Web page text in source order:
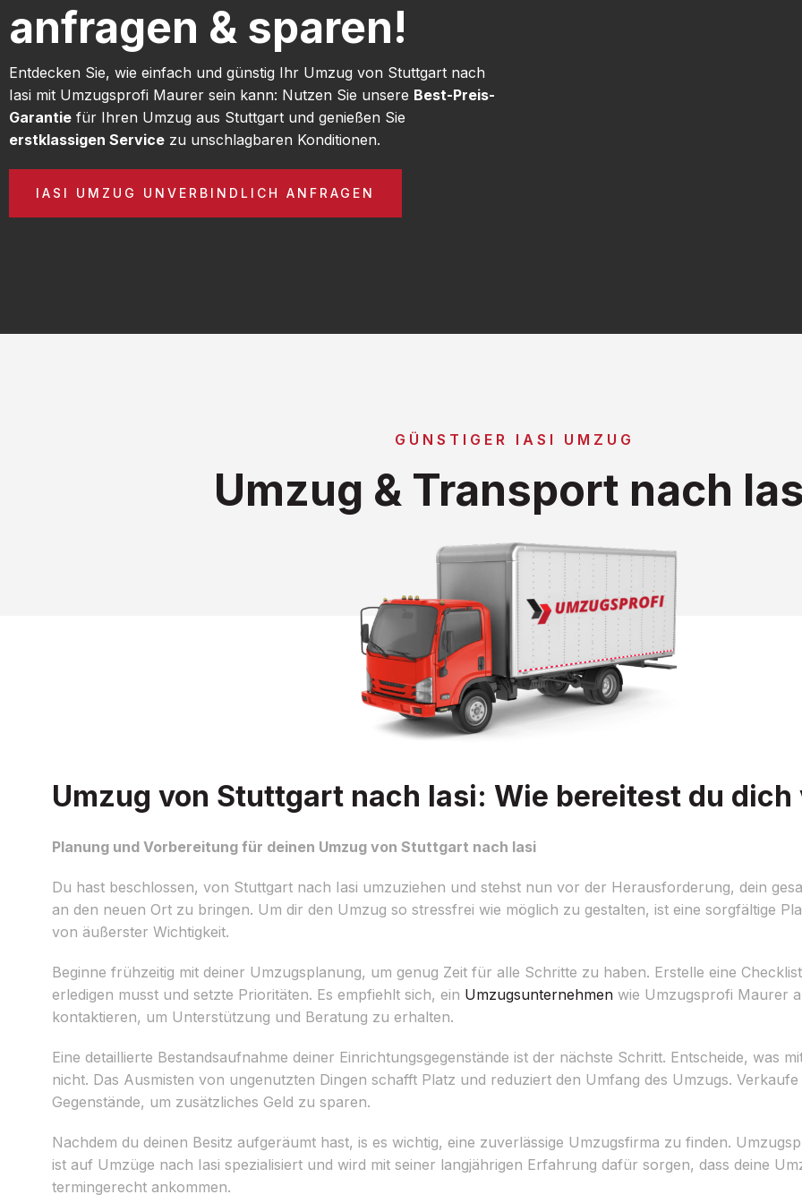
anfragen & sparen!
Entdecken Sie, wie einfach und günstig Ihr Umzug von Stuttgart nach
Iasi mit Umzugsprofi Maurer sein kann: Nutzen Sie unsere Best-Preis-
Garantie für Ihren Umzug aus Stuttgart und genießen Sie
erstklassigen Service zu unschlagbaren Konditionen.
IASI UMZUG UNVERBINDLICH ANFRAGEN
GÜNSTIGER IASI UMZUG
Umzug & Transport nach
Umzug von Stuttgart nach Iasi: Wie bereitest du dich
Planung und Vorbereitung für deinen Umzug von Stuttgart nach Iasi
Du hast beschlossen, von Stuttgart nach Iasi umzuziehen und stehst nun vor der Herausforderung, dein
an den neuen Ort zu bringen. Um dir den Umzug so stressfrei wie möglich zu gestalten, ist eine sorgfältige
von äußerster Wichtigkeit.
Beginne frühzeitig mit deiner Umzugsplanung, um genug Zeit für alle Schritte zu haben. Erstelle eine
erledigen musst und setzte Prioritäten. Es empfiehlt sich, ein Umzugsunternehmen wie Umzugsprofi Maurer
kontaktieren, um Unterstützung und Beratung zu erhalten.
Eine detaillierte Bestandsaufnahme deiner Einrichtungsgegenstände ist der nächste Schritt. Entscheide, was
nicht. Das Ausmisten von ungenutzten Dingen schafft Platz und reduziert den Umfang des Umzugs.
Gegenstände, um zusätzliches Geld zu sparen.
Nachdem du deinen Besitz aufgeräumt hast, is es wichtig, eine zuverlässige Umzugsfirma zu finden.
ist auf Umzüge nach Iasi spezialisiert und wird mit seiner langjährigen Erfahrung dafür sorgen, dass deine
termingerecht ankommen.